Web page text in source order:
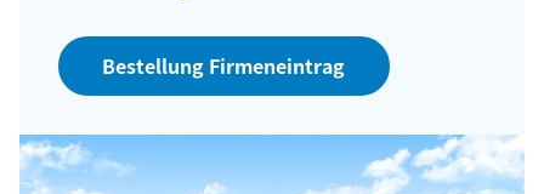
Bestellung Firmeneintrag